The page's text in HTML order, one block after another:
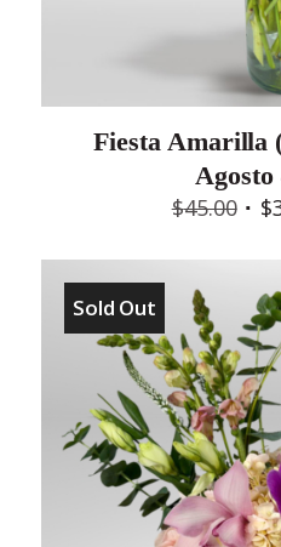
Fiesta Amarilla
Agosto
$45.00
was:
$
Sold Out